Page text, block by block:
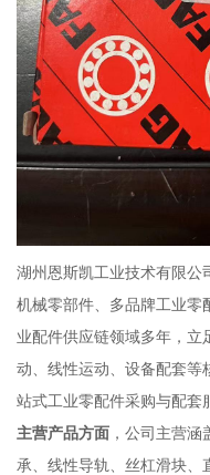
湖州恩斯凯工业技术有限公
机械零部件、多品牌工业零
业配件供应链领域多年，立
动、线性运动、设备配套等
站式工业零配件采购与配套
主营产品方面，公司主营涵
承、线性导轨、丝杠滑块、